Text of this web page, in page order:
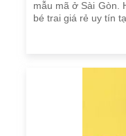
mẫu mã ở Sài Gòn.
bé trai giá rẻ uy tín